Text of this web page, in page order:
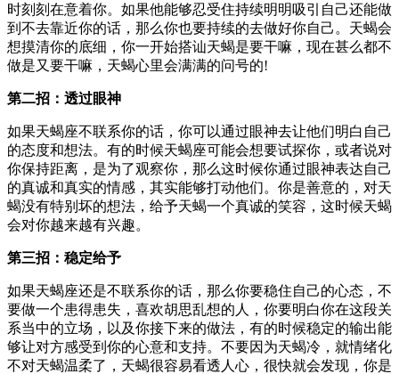
时刻刻在意着你。如果他能够忍受住持续明明吸引自己还能做
到不去靠近你的话，那么你也要持续的去做好你自己。天蝎会
想摸清你的底细，你一开始搭讪天蝎是要干嘛，现在甚么都不
做是又要干嘛，天蝎心里会满满的问号的!
第二招：透过眼神
如果天蝎座不联系你的话，你可以通过眼神去让他们明白自己
的态度和想法。有的时候天蝎座可能会想要试探你，或者说对
你保持距离，是为了观察你，那么这时候你通过眼神表达自己
的真诚和真实的情感，其实能够打动他们。你是善意的，对天
蝎没有特别坏的想法，给予天蝎一个真诚的笑容，这时候天蝎
会对你越来越有兴趣。
第三招：稳定给予
如果天蝎座还是不联系你的话，那么你要稳住自己的心态，不
要做一个患得患失，喜欢胡思乱想的人，你要明白你在这段关
系当中的立场，以及你接下来的做法，有的时候稳定的输出能
够让对方感受到你的心意和支持。不要因为天蝎冷，就情绪化
不对天蝎温柔了，天蝎很容易看透人心，很快就会发现，你是